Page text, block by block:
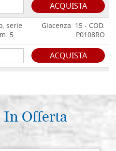
ACQUISTA
serie
5
Giacenza: 15 - COD.
P0108RO
ACQUISTA
ACQUISTA
serie
7
Offerta